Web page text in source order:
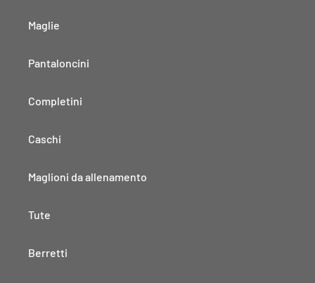
Maglie
Pantaloncini
Completini
Caschi
Maglioni da allenamento
Tute
Berretti